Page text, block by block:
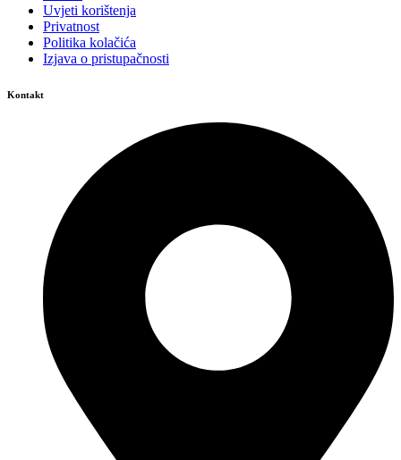
Uvjeti korištenja
Privatnost
Politika kolačića
Izjava o pristupačnosti
Kontakt